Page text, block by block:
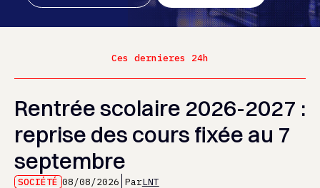
Ces dernieres 24h
Rentrée scolaire 2026-2027 :
reprise des cours fixée au 7
septembre
SOCIÉTÉ 08/08/2026 ParLNT